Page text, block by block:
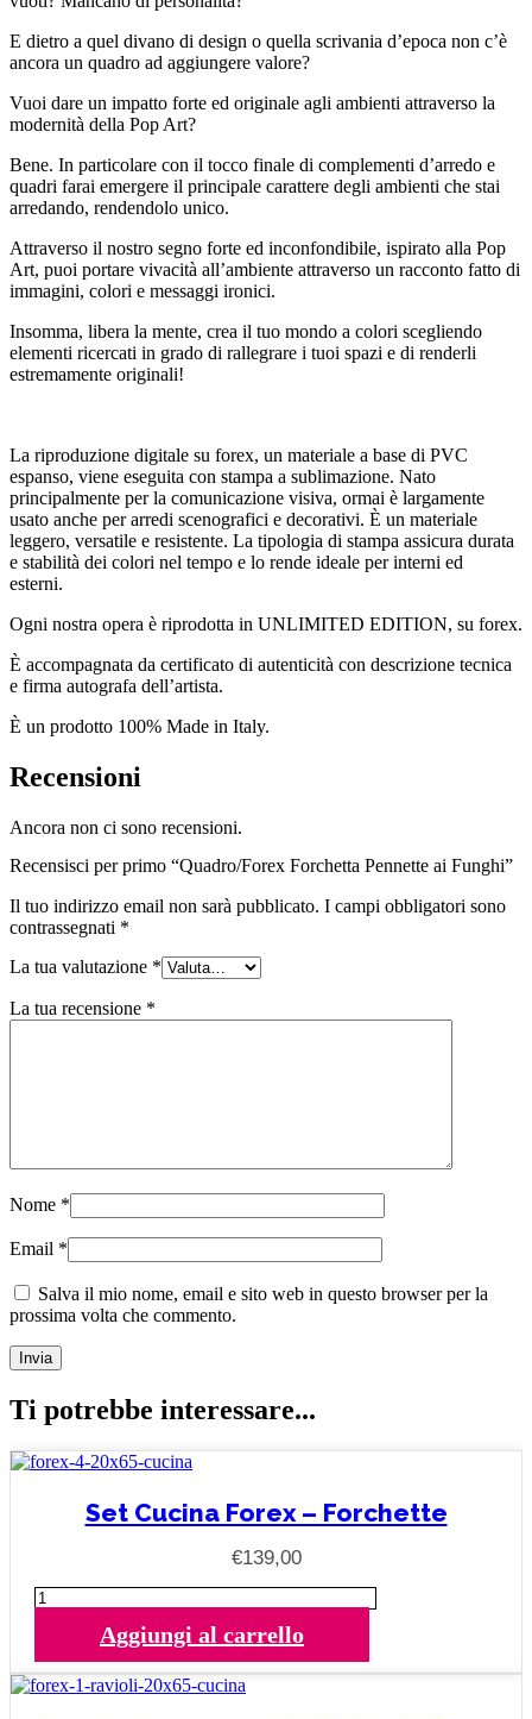
E dietro a quel divano di design o quella scrivania d’epoca non c’è
ancora un quadro ad aggiungere valore?
Vuoi dare un impatto forte ed originale agli ambienti attraverso la
modernità della Pop Art?
Bene. In particolare con il tocco finale di complementi d’arredo e
quadri farai emergere il principale carattere degli ambienti che stai
arredando, rendendolo unico.
Attraverso il nostro segno forte ed inconfondibile, ispirato alla Pop
Art, puoi portare vivacità all’ambiente attraverso un racconto fatto di
immagini, colori e messaggi ironici.
Insomma, libera la mente, crea il tuo mondo a colori scegliendo
elementi ricercati in grado di rallegrare i tuoi spazi e di renderli
estremamente originali!
La riproduzione digitale su forex, un materiale a base di PVC
espanso, viene eseguita con stampa a sublimazione. Nato
principalmente per la comunicazione visiva, ormai è largamente
usato anche per arredi scenografici e decorativi. È un materiale
leggero, versatile e resistente. La tipologia di stampa assicura durata
e stabilità dei colori nel tempo e lo rende ideale per interni ed
esterni.
Ogni nostra opera è riprodotta in UNLIMITED EDITION, su forex.
È accompagnata da certificato di autenticità con descrizione tecnica
e firma autografa dell’artista.
È un prodotto 100% Made in Italy.
Recensioni
Ancora non ci sono recensioni.
Recensisci per primo “Quadro/Forex Forchetta Pennette ai Funghi”
Il tuo indirizzo email non sarà pubblicato. I campi obbligatori sono
contrassegnati *
La tua valutazione *
La tua recensione *
Nome *
Email *
Salva il mio nome, email e sito web in questo browser per la
prossima volta che commento.
Ti potrebbe interessare...
Set Cucina Forex – Forchette
€139,00
Set
-
Forchette
Aggiungi al carrello